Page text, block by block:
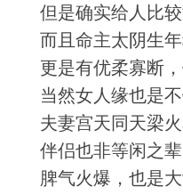
但是确实给人比
而且命主太阴生年
更是有优柔寡断
当然女人缘也是
夫妻宫天同天梁
伴侣也非等闲之辈
脾气火爆，也是